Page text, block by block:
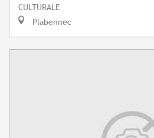
CULTURALE
Plabennec